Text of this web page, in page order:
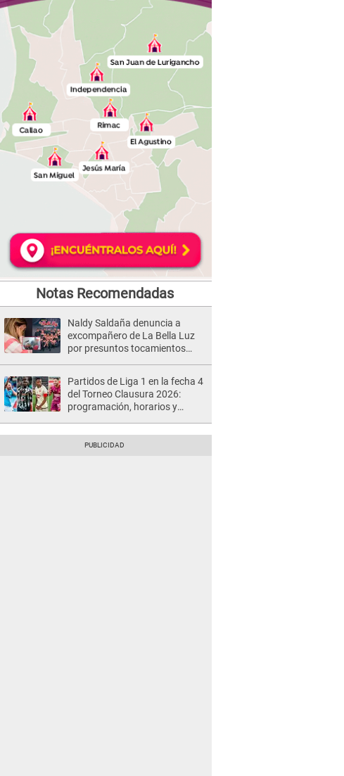
Notas Recomendadas
Naldy Saldaña denuncia a
excompañero de La Bella Luz
por presuntos tocamientos
Partidos de Liga 1 en la fecha 4
del Torneo Clausura 2026:
programación, horarios y